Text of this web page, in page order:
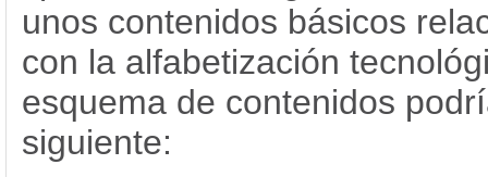
unos contenidos básicos
con la alfabetización
esquema de contenidos
siguiente: